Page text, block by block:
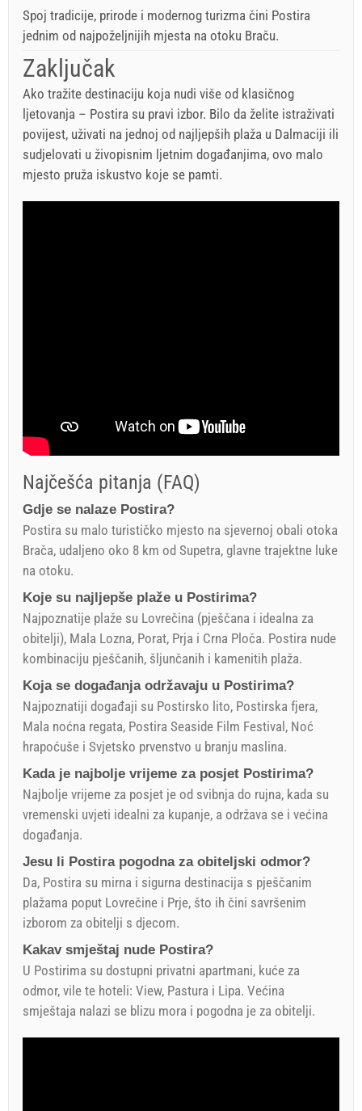
Spoj tradicije, prirode i modernog turizma čini Postira
jednim od najpoželjnijih mjesta na otoku Braču.
Zaključak
Ako tražite destinaciju koja nudi više od klasičnog
ljetovanja – Postira su pravi izbor. Bilo da želite istraživati
povijest, uživati na jednoj od najljepših plaža u Dalmaciji ili
sudjelovati u živopisnim ljetnim događanjima, ovo malo
mjesto pruža iskustvo koje se pamti.
Najčešća pitanja (FAQ)
Gdje se nalaze Postira?
Postira su malo turističko mjesto na sjevernoj obali otoka
Brača, udaljeno oko 8 km od Supetra, glavne trajektne luke
na otoku.
Koje su najljepše plaže u Postirima?
Najpoznatije plaže su Lovrečina (pješčana i idealna za
obitelji), Mala Lozna, Porat, Prja i Crna Ploča. Postira nude
kombinaciju pješčanih, šljunčanih i kamenitih plaža.
Koja se događanja održavaju u Postirima?
Najpoznatiji događaji su Postirsko lito, Postirska fjera,
Mala noćna regata, Postira Seaside Film Festival, Noć
hrapoćuše i Svjetsko prvenstvo u branju maslina.
Kada je najbolje vrijeme za posjet Postirima?
Najbolje vrijeme za posjet je od svibnja do rujna, kada su
vremenski uvjeti idealni za kupanje, a održava se i većina
događanja.
Jesu li Postira pogodna za obiteljski odmor?
Da, Postira su mirna i sigurna destinacija s pješčanim
plažama poput Lovrečine i Prje, što ih čini savršenim
izborom za obitelji s djecom.
Kakav smještaj nude Postira?
U Postirima su dostupni privatni apartmani, kuće za
odmor, vile te hoteli: View, Pastura i Lipa. Većina
smještaja nalazi se blizu mora i pogodna je za obitelji.